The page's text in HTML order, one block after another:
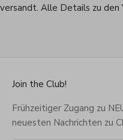
versandt. Alle Details zu
Join the Club!
Frühzeitiger Zugang zu
neuesten Nachrichten zu